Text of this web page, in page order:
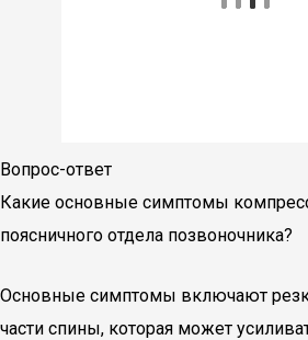
Вопрос-ответ
Какие основные симптомы
поясничного отдела позвоночника?
Основные симптомы включают
части спины, которая может